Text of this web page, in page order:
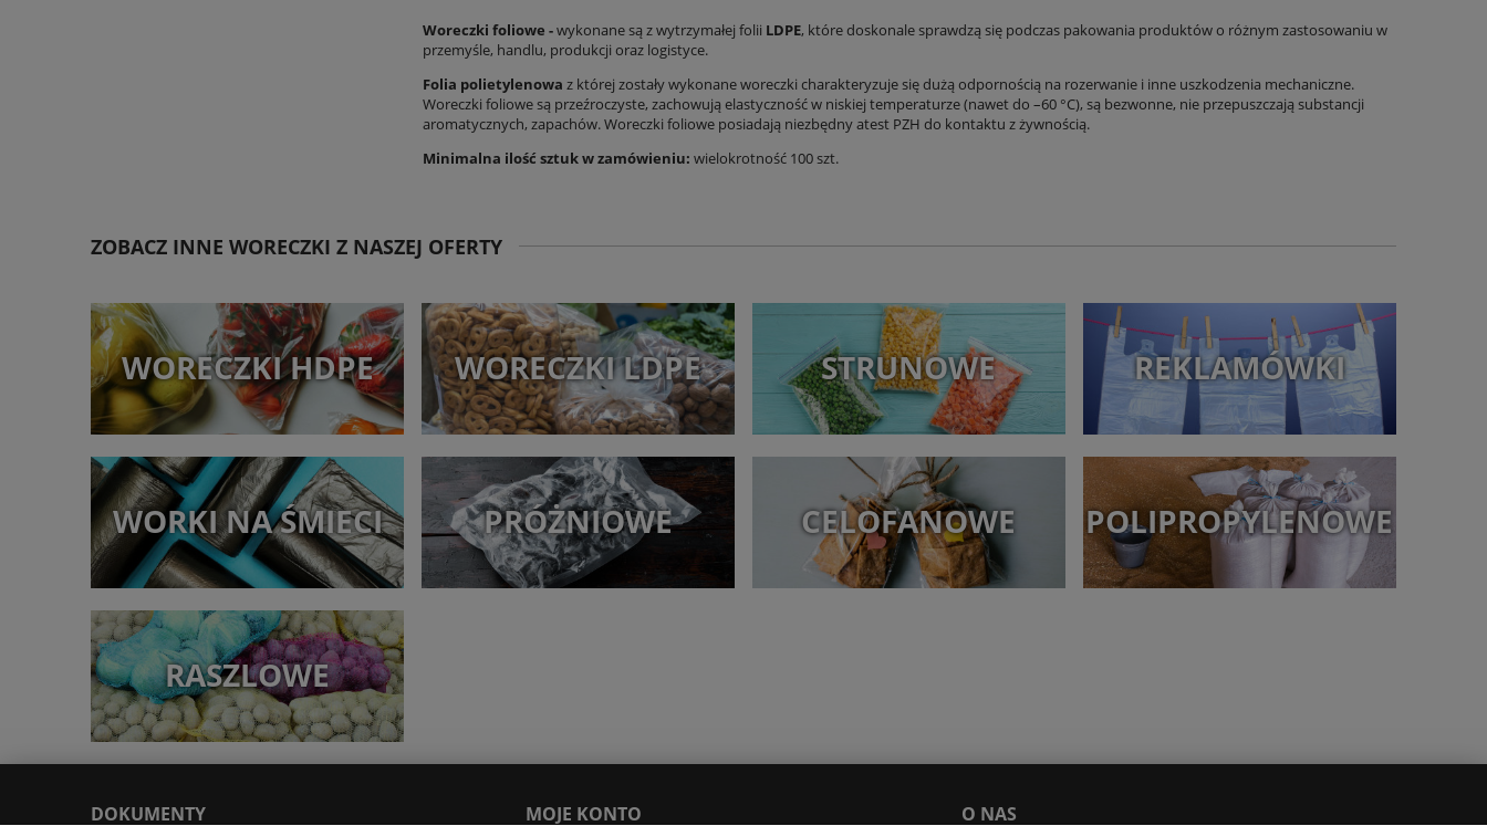
Cena nie zawiera ewentualnych kosztów
Woreczki foliowe -wykonane są z wytrzymałej folii LDPE, które doskonale sprawdzą się podczas pakowania produktów o różnym zastosowaniu w
przemyśle, handlu, produkcji oraz logistyce.
Folia polietylenowa z której zostały wykonane woreczki charakteryzuje się dużą odpornością na rozerwanie i inne uszkodzenia mechaniczne.
Woreczki foliowe są przeźroczyste, zachowują elastyczność w niskiej temperaturze (nawet do –60 °C), są bezwonne, nie przepuszczają substancji
aromatycznych, zapachów. Woreczki foliowe posiadają niezbędny atest PZH do kontaktu z żywnością.
Minimalna ilość sztuk w zamówieniu: wielokrotność 100 szt.
ZOBACZ INNE WORECZKI Z NASZEJ OFERTY
WORECZKI HDPE WORECZKI LDPE STRUNOWE REKLAMÓWKI
WORKI NA ŚMIECI PRÓŻNIOWE CELOFANOWE POLIPROPYLENOWE
RASZLOWE
DOKUMENTY MOJE KONTO O NAS